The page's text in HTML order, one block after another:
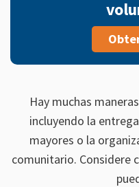
Hay muchas
incluyendo la
mayores o la
comunitario. Considere